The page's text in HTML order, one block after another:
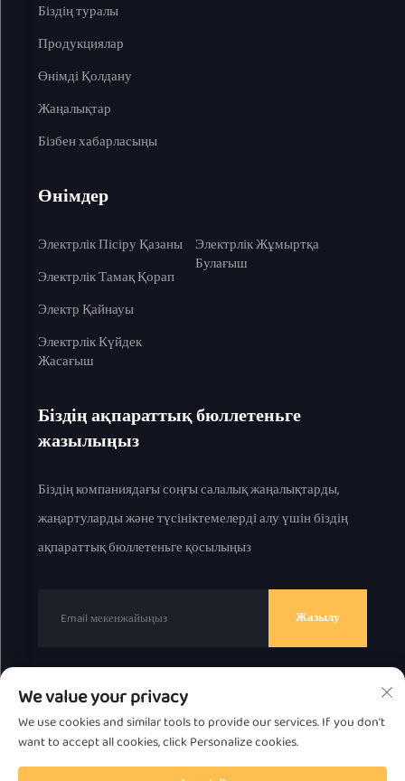
Біздің туралы
Продукциялар
Өнімді Қолдану
Жаңалықтар
Бізбен хабарласыңы
Өнімдер
Электрлік Пісіру Қазаны
Электрлік Тамақ Қорап
Электр Қайнауы
Электрлік Күйдек
Жасағыш
Электрлік Жұмыртқа
Булағыш
Біздің ақпараттық бюллетеньге
жазылыңыз
Біздің компаниядағы соңғы салалық жаңалықтарды,
жаңартуларды және түсініктемелерді алу үшін біздің
ақпараттық бюллетеньге қосылыңыз
Жазылу
© 2025 ж. Chaоzhou Great Bear Technology Co., Ltd.
барлық құқық қорғалған.
Жекелік саясат
Жоғарыға жылжытыңыз
We value your privacy
We use cookies and similar tools to provide our services. If you don't
want to accept all cookies, click Personalize cookies.